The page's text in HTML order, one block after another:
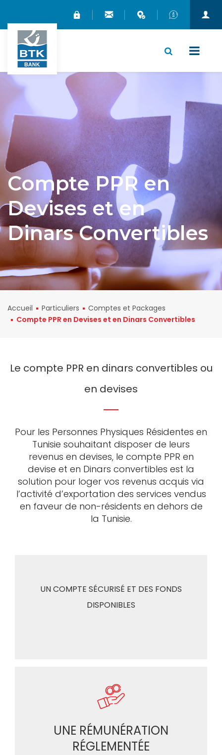
Compte PPR en
Devises et en
Dinars Convertibles
Accueil Particuliers
Comptes et Packages
Compte PPR en Devises et en Dinars Convertibles
Le compte PPR en dinars convertibles ou
en devises
Pour les Personnes Physiques Résidentes en
Tunisie souhaitant disposer de leurs
revenus en devises, le compte PPR en
devise et en Dinars convertibles est la
solution pour loger vos revenus acquis via
l’activité d’exportation des services vendus
en faveur de non-résidents en dehors de
la Tunisie.
UN COMPTE SÉCURISÉ ET DES FONDS
DISPONIBLES
UNE RÉMUNÉRATION
RÉGLEMENTÉE